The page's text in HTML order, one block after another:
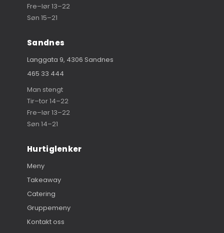
Fre–lør 13–22
Søn 15–21
Sandnes
Langgata 9, 4306 Sandnes
465 33 444
Man stengt
Tir–tor 14–22
Fre–lør 13–22
Søn 14–21
Hurtiglenker
Meny
Takeaway
Catering
Gruppemeny
Kontakt oss